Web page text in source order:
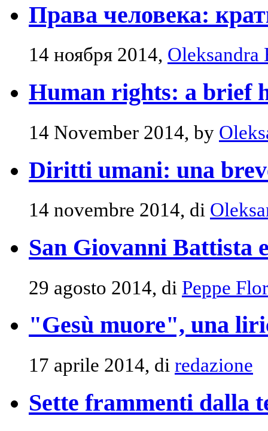
Права человека:
14 ноября 2014, Oleksandra
Human rights: a brief
14 November 2014, by
Diritti umani: una
14 novembre 2014, di
San Giovanni Battista
29 agosto 2014, di Peppe
"Gesù muore", una
17 aprile 2014, di redazione
Sette frammenti dalla